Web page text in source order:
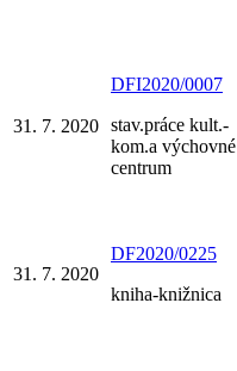
31. 7. 2020
DFI2020/0007
stav.práce kult.-
kom.a výchovné
centrum
31. 7. 2020
DF2020/0225
kniha-knižnica